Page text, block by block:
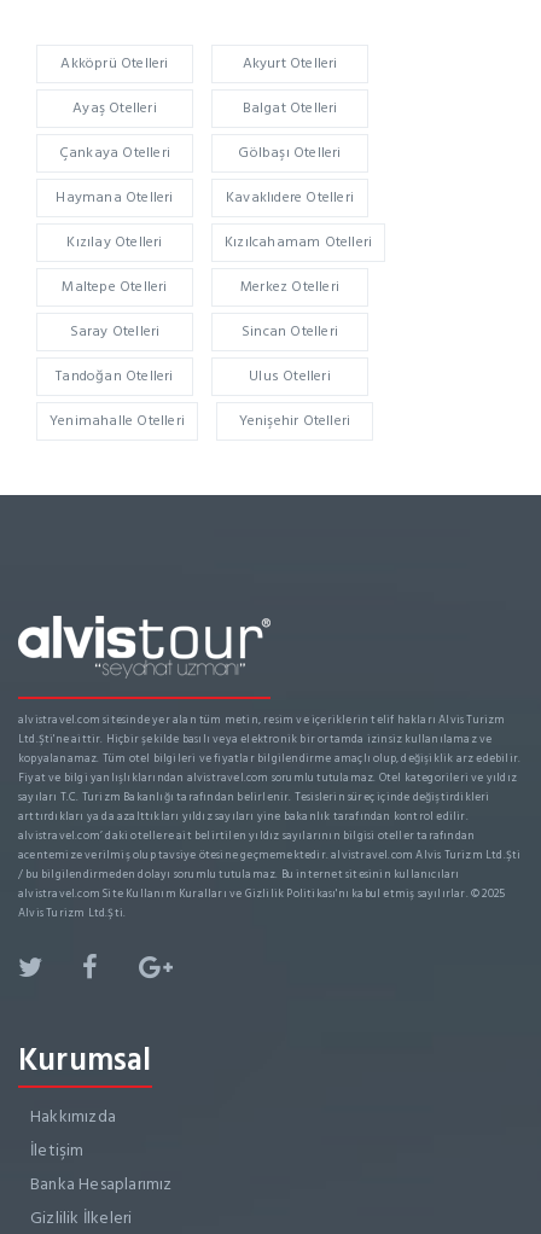
Akköprü Otelleri
Akyurt Otelleri
Ayaş Otelleri
Balgat Otelleri
Çankaya Otelleri
Gölbaşı Otelleri
Haymana Otelleri
Kavaklıdere Otelleri
Kızılay Otelleri
Kızılcahamam Otelleri
Maltepe Otelleri
Merkez Otelleri
Saray Otelleri
Sincan Otelleri
Tandoğan Otelleri
Ulus Otelleri
Yenimahalle Otelleri
Yenişehir Otelleri
alvistravel.com sitesinde yer alan tüm metin, resim ve içeriklerin telif hakları Alvis Turizm
Ltd.Şti'ne aittir. Hiçbir şekilde basılı veya elektronik bir ortamda izinsiz kullanılamaz ve
kopyalanamaz. Tüm otel bilgileri ve fiyatlar bilgilendirme amaçlı olup, değişiklik arz edebilir.
Fiyat ve bilgi yanlışlıklarından alvistravel.com sorumlu tutulamaz. Otel kategorileri ve yıldız
sayıları T.C. Turizm Bakanlığı tarafından belirlenir. Tesislerin süreç içinde değiştirdikleri
arttırdıkları ya da azalttıkları yıldız sayıları yine bakanlık tarafından kontrol edilir.
alvistravel.com’ daki otellere ait belirtilen yıldız sayılarının bilgisi oteller tarafından
acentemize verilmiş olup tavsiye ötesine geçmemektedir. alvistravel.com Alvis Turizm Ltd.Şti
/ bu bilgilendirmeden dolayı sorumlu tutulamaz. Bu internet sitesinin kullanıcıları
alvistravel.com Site Kullanım Kuralları ve Gizlilik Politikası'nı kabul etmiş sayılırlar. © 2025
Alvis Turizm Ltd.Şti.
Kurumsal
Hakkımızda
İletişim
Banka Hesaplarımız
Gizlilik İlkeleri